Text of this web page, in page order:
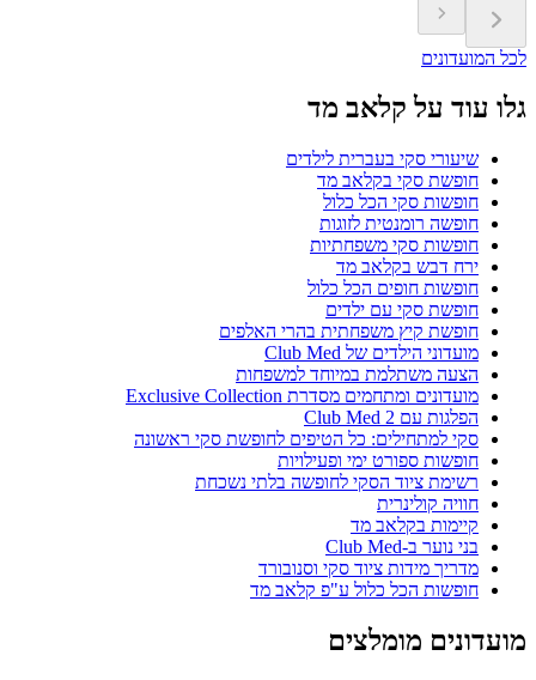
לכל המועדונים
גלו עוד על קלאב מד
שיעורי סקי בעברית לילדים
חופשת סקי בקלאב מד
חופשות סקי הכל כלול
חופשה רומנטית לזוגות
חופשות סקי משפחתיות
ירח דבש בקלאב מד
חופשות חופים הכל כלול
חופשת סקי עם ילדים
חופשת קיץ משפחתית בהרי האלפים
מועדוני הילדים של Club Med
הצעה משתלמת במיוחד למשפחות
מועדונים ומתחמים מסדרת Exclusive Collection
הפלגות עם Club Med 2
סקי למתחילים: כל הטיפים לחופשת סקי ראשונה
חופשות ספורט ימי ופעילויות
רשימת ציוד הסקי לחופשה בלתי נשכחת
חוויה קולינרית
קיימות בקלאב מד
בני נוער ב-Club Med
מדריך מידות ציוד סקי וסנובורד
חופשות הכל כלול ע"פ קלאב מד
מועדונים מומלצים